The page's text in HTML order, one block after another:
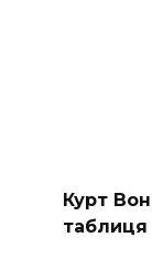
Курт
таблиця